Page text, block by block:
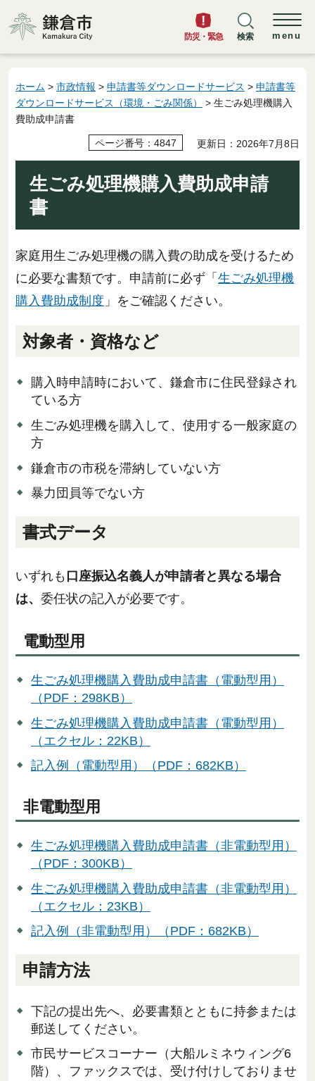
鎌倉市
防災・緊急 検索 menu
ホーム > 市政情報 > 申請書等ダウンロードサービス > 申請書等
ダウンロードサービス（環境・ごみ関係）
> 生ごみ処理機購入
費助成申請書
ページ番号：4847 更新日：2026年7月8日
生ごみ処理機購入費助成申請
書
家庭用生ごみ処理機の購入費の助成を受けるため
に必要な書類です。申請前に必ず「 生ごみ処理機
購入費助成制度 」をご確認ください。
対象者・資格など
購入時申請時において、鎌倉市に住民登録され
ている方
生ごみ処理機を購入して、使用する一般家庭の
方
鎌倉市の市税を滞納していない方
暴力団員等でない方
書式データ
いずれも 口座振込名義人が申請者と異なる場合
は、 委任状の記入が必要です。
電動型用
生ごみ処理機購入費助成申請書（電動型用）
（PDF：298KB）
生ごみ処理機購入費助成申請書（電動型用）
（エクセル：22KB）
記入例（電動型用）（PDF：682KB）
非電動型用
生ごみ処理機購入費助成申請書（非電動型用）
（PDF：300KB）
生ごみ処理機購入費助成申請書（非電動型用）
（エクセル：23KB）
記入例（非電動型用）（PDF：682KB）
申請方法
下記の提出先へ、必要書類とともに持参または
郵送してください。
市民サービスコーナー（大船ルミネウィング6
階）、ファックスでは、受け付けしておりませ